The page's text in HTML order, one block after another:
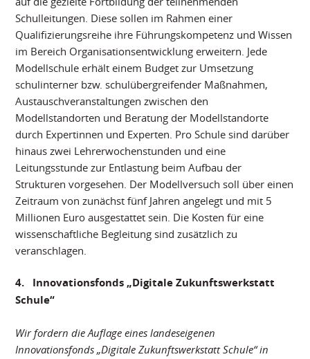
Schulleitungen. Diese sollen im Rahmen einer
Qualifizierungsreihe ihre Führungskompetenz und Wissen
im Bereich Organisationsentwicklung erweitern. Jede
Modellschule erhält einem Budget zur Umsetzung
schulinterner bzw. schulübergreifender Maßnahmen,
Austauschveranstaltungen zwischen den
Modellstandorten und Beratung der Modellstandorte
durch Expertinnen und Experten. Pro Schule sind darüber
hinaus zwei Lehrerwochenstunden und eine
Leitungsstunde zur Entlastung beim Aufbau der
Strukturen vorgesehen. Der Modellversuch soll über einen
Zeitraum von zunächst fünf Jahren angelegt und mit 5
Millionen Euro ausgestattet sein. Die Kosten für eine
wissenschaftliche Begleitung sind zusätzlich zu
veranschlagen.
4. Innovationsfonds „Digitale Zukunftswerkstatt
Schule“
Wir fordern die Auflage eines landeseigenen
Innovationsfonds „Digitale Zukunftswerkstatt Schule“ in